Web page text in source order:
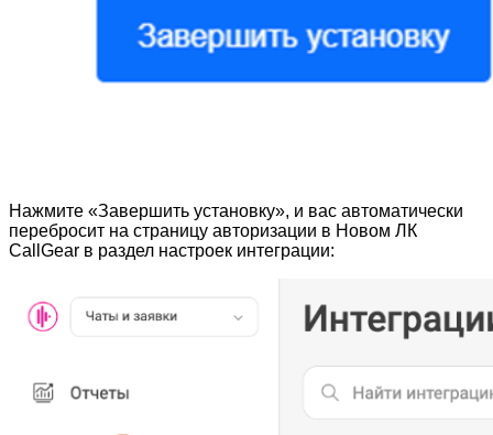
Нажмите «Завершить установку», и вас автоматически
перебросит на страницу авторизации в Новом ЛК
CallGear в раздел настроек интеграции: